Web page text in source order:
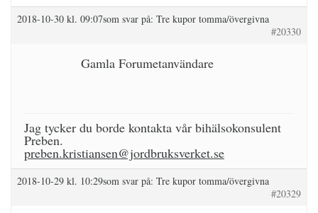
2018-10-30 kl. 09:07som svar på: Tre kupor tomma/övergivna
#20330
Gamla Forumetanvändare
Jag tycker du borde kontakta vår bihälsokonsulent
Preben.
preben.kristiansen@jordbruksverket.se
2018-10-29 kl. 10:29som svar på: Tre kupor tomma/övergivna
#20329